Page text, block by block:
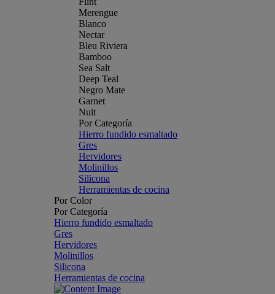
Merengue
Blanco
Nectar
Bleu Riviera
Bamboo
Sea Salt
Deep Teal
Negro Mate
Garnet
Nuit
Por Categoría
Hierro fundido esmaltado
Gres
Hervidores
Molinillos
Silicona
Herramientas de cocina
Por Color
Por Categoría
Hierro fundido esmaltado
Gres
Hervidores
Molinillos
Silicona
Herramientas de cocina